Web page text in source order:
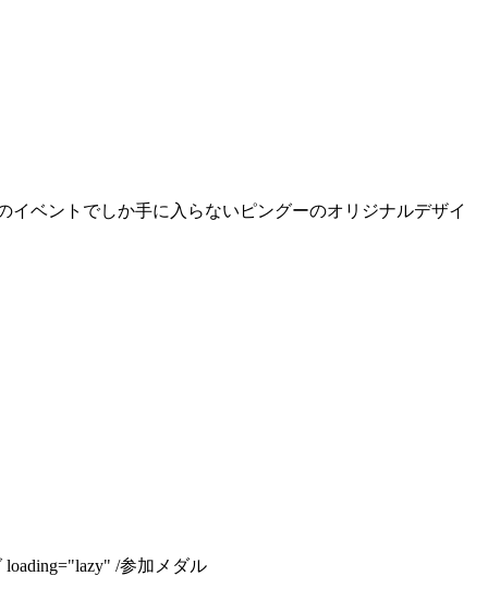
ベントでしか手に入らないピングーのオリジナルデザイ
/参加メダル